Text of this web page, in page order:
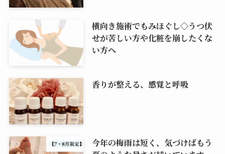
横向き施術でもみほぐし◇うつ伏
せが苦しい方や化粧を崩したくな
い方へ
香りが整える、感覚と呼吸
今年の梅雨は短く、気づけばもう